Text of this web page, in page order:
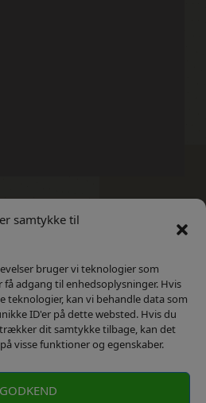
samtykke til
bruger vi teknologier som
adgang til enhedsoplysninger. Hvis
teknologier, kan vi behandle data som
ID'er på dette websted. Hvis du
dit samtykke tilbage, kan det
visse funktioner og egenskaber.
GODKEND